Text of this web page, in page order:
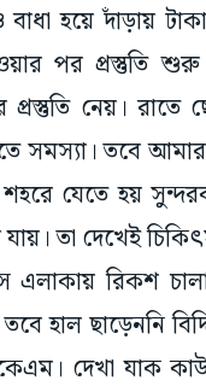
হয়ে দাঁড়ায়
পর প্রস্তুতি
প্রস্তুতি নেয়।
সমস্যা। তবে
যেতে হয়
তা দেখেই
এলাকায় রিকশ
হাল ছাড়েননি
দেখা যাক